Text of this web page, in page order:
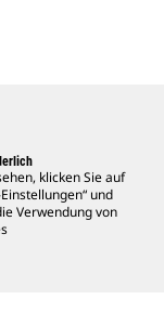
klicken Sie auf
und
Verwendung von